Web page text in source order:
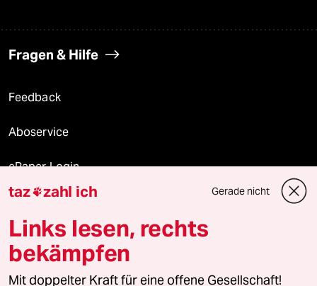
Fragen & Hilfe
Feedback
Aboservice
ePaper Login
Downloads für Abonnierende
© 2026 taz Verlags und Vertriebs GmbH
Alle Rechte vorbehalten. Bei rechtlichen Fragen oder für Genehmigungen
taz zahl ich Gerade nicht
Links lesen, rechts
bekämpfen
Mit doppelter Kraft für eine offene Gesellschaft!